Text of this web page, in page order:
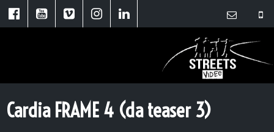
Cardia FRAME 4 (da teaser 3)